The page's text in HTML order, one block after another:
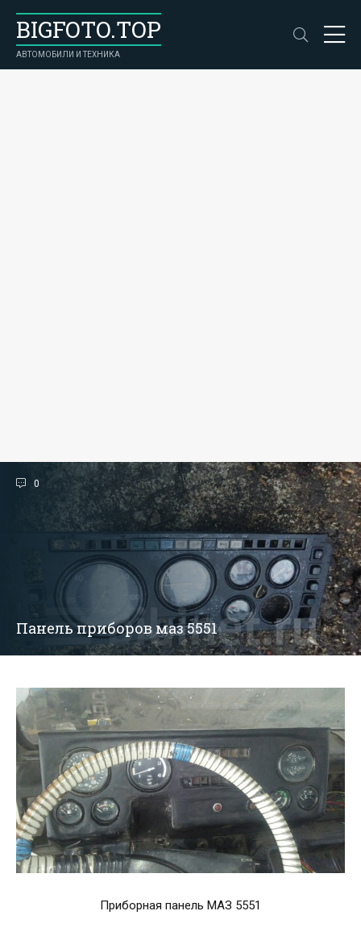
BIGFOTO.TOP
АВТОМОБИЛИ И ТЕХНИКА
0
Панель приборов маз 5551
Приборная панель МАЗ 5551